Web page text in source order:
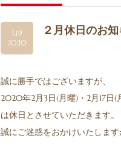
1.19
2020
２月休日のお
誠に勝手ではございますが、
2020年2月3日(月曜)・2月17日(
は休日とさせていただきます。
誠にご迷惑をおかけいたします